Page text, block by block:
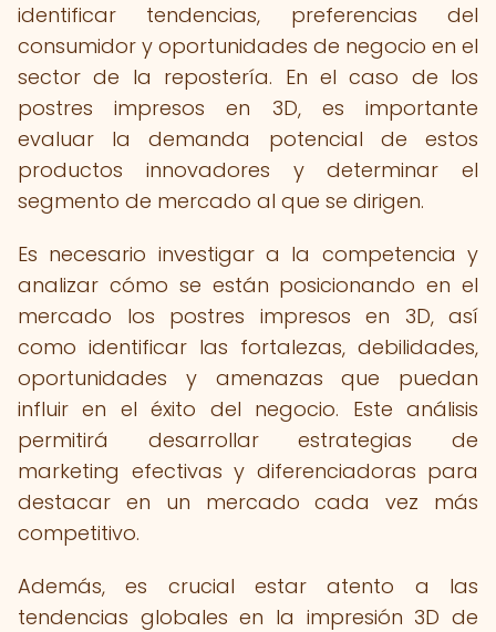
identificar tendencias, preferencias del
consumidor y oportunidades de negocio en el
sector de la repostería. En el caso de los
postres impresos en 3D, es importante
evaluar la demanda potencial de estos
productos innovadores y determinar el
segmento de mercado al que se dirigen.
Es necesario investigar a la competencia y
analizar cómo se están posicionando en el
mercado los postres impresos en 3D, así
como identificar las fortalezas, debilidades,
oportunidades y amenazas que puedan
influir en el éxito del negocio. Este análisis
permitirá desarrollar estrategias de
marketing efectivas y diferenciadoras para
destacar en un mercado cada vez más
competitivo.
Además, es crucial estar atento a las
tendencias globales en la impresión 3D de